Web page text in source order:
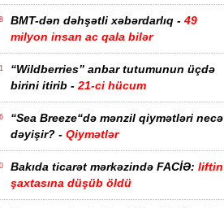
BMT-dən dəhşətli xəbərdarlıq - 49
milyon insan ac qala bilər
“Wildberries” anbar tutumunun üçdə
birini itirib - 21-ci hücum
“Sea Breeze“də mənzil qiymətləri necə
dəyişir? - Qiymətlər
Bakıda ticarət mərkəzində FACİƏ: liftin
şaxtasına düşüb öldü